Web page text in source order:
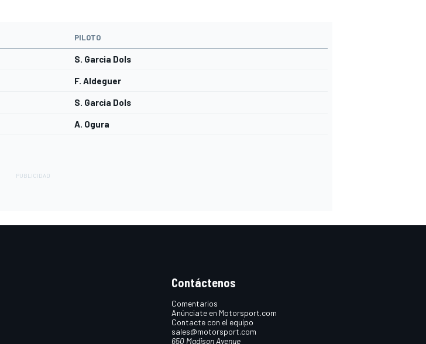
PILOTO
S. Garcia Dols
F. Aldeguer
S. Garcia Dols
A. Ogura
Contáctenos
Comentarios
Anúnciate en Motorsport.com
Contacte con el equipo
sales@motorsport.com
650 Madison Avenue